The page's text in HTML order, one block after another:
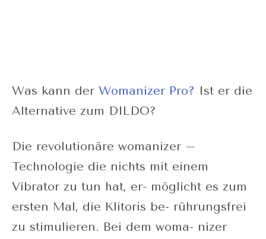
Was kann der Womanizer Pro? Ist er die
Alternative zum DILDO?
Die revolutionäre womanizer –
Technologie die nichts mit einem
Vibrator zu tun hat, er- möglicht es zum
ersten Mal, die Klitoris be- rührungsfrei
zu stimulieren. Bei dem woma- nizer